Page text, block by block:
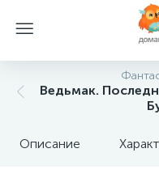
Ведьмак.
Описание